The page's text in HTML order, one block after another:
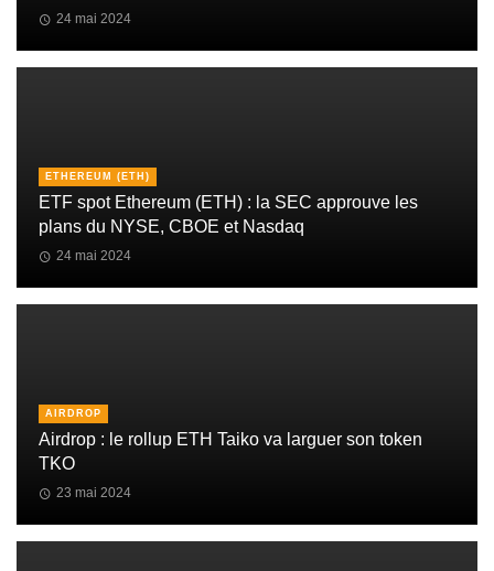
24 mai 2024
ETHEREUM (ETH)
ETF spot Ethereum (ETH) : la SEC approuve les
plans du NYSE, CBOE et Nasdaq
24 mai 2024
AIRDROP
Airdrop : le rollup ETH Taiko va larguer son token
TKO
23 mai 2024